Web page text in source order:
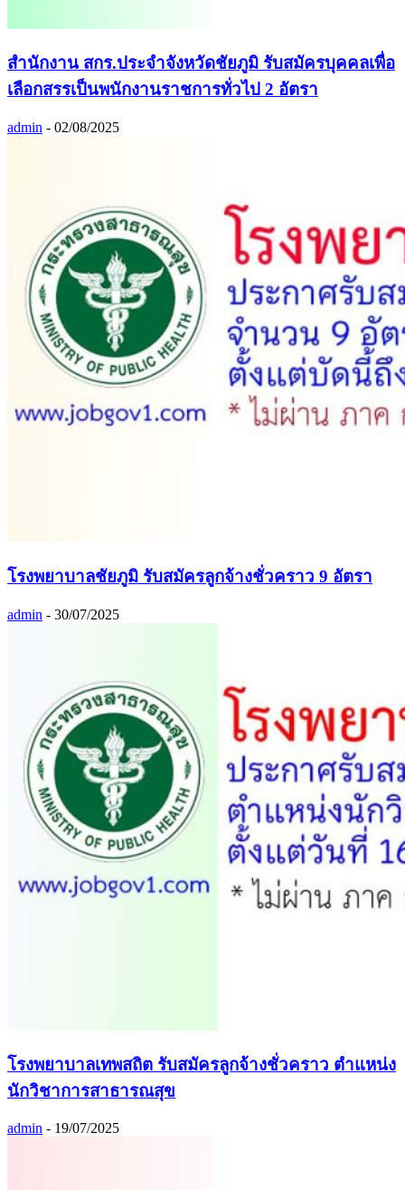
สำนักงาน สกร.ประจำจังหวัดชัยภูมิ รับสมัครบุคคลเพื่อ
เลือกสรรเป็นพนักงานราชการทั่วไป 2 อัตรา
admin - 02/08/2025
โรงพยาบาลชัยภูมิ รับสมัครลูกจ้างชั่วคราว 9 อัตรา
admin - 30/07/2025
โรงพยาบาลเทพสถิต รับสมัครลูกจ้างชั่วคราว ตำแหน่ง
นักวิชาการสาธารณสุข
admin - 19/07/2025